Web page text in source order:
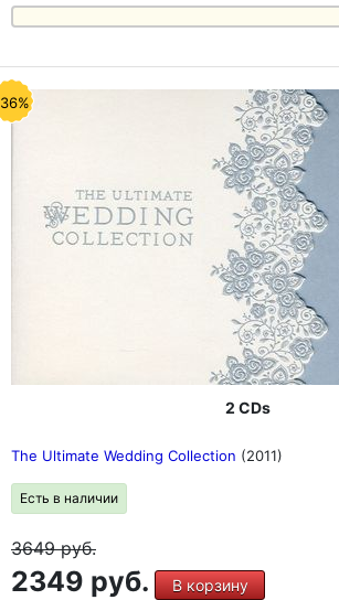
2 CDs
The Ultimate Wedding Collection (2011)
Есть в наличии
3649руб.
2349 руб. В корзину